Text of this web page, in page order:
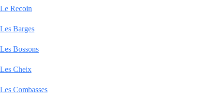
Le Recoin
Les Barges
Les Bossons
Les Cheix
Les Combasses